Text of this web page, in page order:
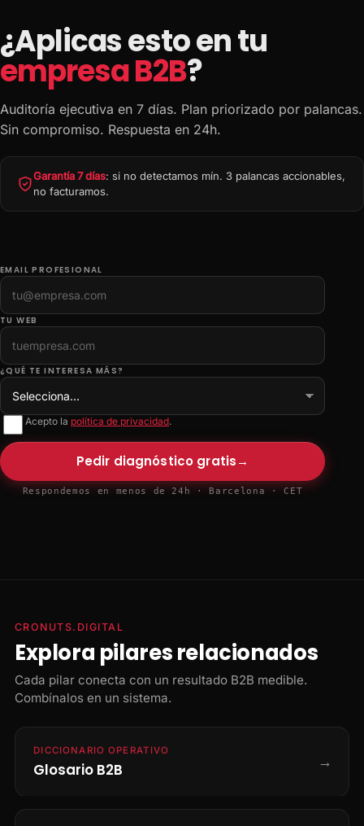
¿Aplicas esto en tu
empresa B2B?
Auditoría ejecutiva en 7 días. Plan priorizado por palancas.
Sin compromiso. Respuesta en 24h.
Garantía 7 días: si no detectamos mín. 3 palancas accionables,
no facturamos.
EMAIL PROFESIONAL
TU WEB
¿QUÉ TE INTERESA MÁS?
Acepto la política de privacidad.
Pedir diagnóstico gratis→
Respondemos en menos de 24h · Barcelona · CET
CRONUTS.DIGITAL
Explora pilares relacionados
Cada pilar conecta con un resultado B2B medible.
Combínalos en un sistema.
DICCIONARIO OPERATIVO
Glosario B2B →